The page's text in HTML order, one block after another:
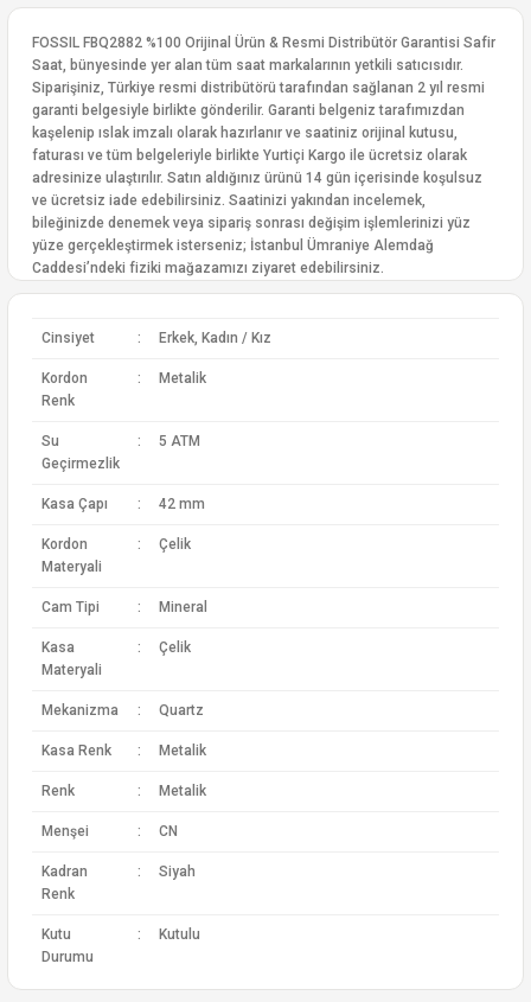
FOSSIL FBQ2882 %100 Orijinal Ürün & Resmi Distribütör Garantisi Safir
Saat, bünyesinde yer alan tüm saat markalarının yetkili satıcısıdır.
Siparişiniz, Türkiye resmi distribütörü tarafından sağlanan 2 yıl resmi
garanti belgesiyle birlikte gönderilir. Garanti belgeniz tarafımızdan
kaşelenip ıslak imzalı olarak hazırlanır ve saatiniz orijinal kutusu,
faturası ve tüm belgeleriyle birlikte Yurtiçi Kargo ile ücretsiz olarak
adresinize ulaştırılır. Satın aldığınız ürünü 14 gün içerisinde koşulsuz
ve ücretsiz iade edebilirsiniz. Saatinizi yakından incelemek,
bileğinizde denemek veya sipariş sonrası değişim işlemlerinizi yüz
yüze gerçekleştirmek isterseniz; İstanbul Ümraniye Alemdağ
Caddesi’ndeki fiziki mağazamızı ziyaret edebilirsiniz.
Cinsiyet : Erkek, Kadın / Kız
Kordon
Renk
: Metalik
Su
Geçirmezlik
: 5 ATM
Kasa Çapı : 42 mm
Kordon
Materyali
: Çelik
Cam Tipi : Mineral
Kasa
Materyali
: Çelik
Mekanizma : Quartz
Kasa Renk : Metalik
Renk : Metalik
Menşei : CN
Kadran
Renk
: Siyah
Kutu
Durumu
: Kutulu